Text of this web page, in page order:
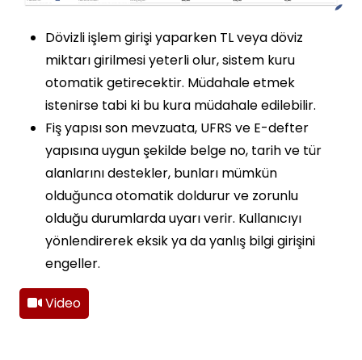
Dövizli işlem girişi yaparken TL veya döviz
miktarı girilmesi yeterli olur, sistem kuru
otomatik getirecektir. Müdahale etmek
istenirse tabi ki bu kura müdahale edilebilir.
Fiş yapısı son mevzuata, UFRS ve E-defter
yapısına uygun şekilde belge no, tarih ve tür
alanlarını destekler, bunları mümkün
olduğunca otomatik doldurur ve zorunlu
olduğu durumlarda uyarı verir. Kullanıcıyı
yönlendirerek eksik ya da yanlış bilgi girişini
engeller.
Video